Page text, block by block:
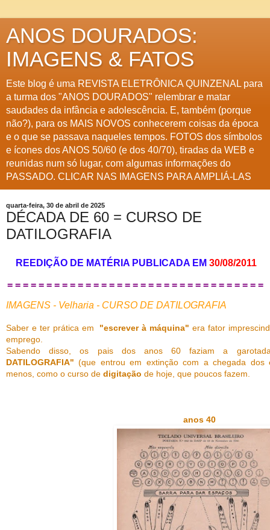
ANOS DOURADOS:
IMAGENS & FATOS
Este blog é uma REVISTA ELETRÔNICA QUINZENAL para
a turma dos "ANOS DOURADOS" relembrar e matar
saudades da infância e adolescência. E, também (porque
não?), para os MAIS NOVOS conhecerem coisas da época
e o que se passava naqueles tempos. FOTOS dos símbolos
e ícones dos ANOS 50/60 (e dos 40/70), tiradas da WEB e
reunidas num só lugar, com algumas informações do
PASSADO. CLICAR NAS IMAGENS PARA AMPLIÁ-LAS
quarta-feira, 30 de abril de 2025
DÉCADA DE 60 = CURSO DE
DATILOGRAFIA
REEDIÇÃO DE MATÉRIA PUBLICADA EM 30/08/2011
= = = = = = = = = = = = = = = = = = = = = = = = = = = = = = = = =
IMAGENS - Velharia - CURSO DE DATILOGRAFIA
Saber e ter prática em "escrever à máquina" era fator
emprego.
Sabendo disso, os pais dos anos 60 faziam a
DATILOGRAFIA" (que entrou em extinção com a chegada dos
menos, como o curso de digitação de hoje, que poucos fazem.
anos 40